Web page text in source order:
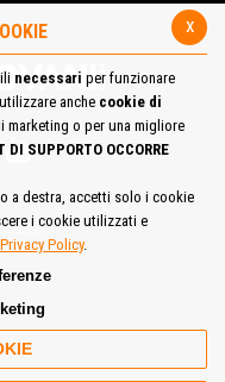
x
necessari per funzionare
anche cookie di
marketing o per una migliore
SUPPORTO OCCORRE
a destra, accetti solo i cookie
i cookie utilizzati e
Privacy Policy.